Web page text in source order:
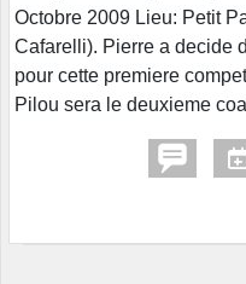
Octobre 2009 Lieu: Petit
Cafarelli). Pierre a decide
pour cette premiere
Pilou sera le deuxieme